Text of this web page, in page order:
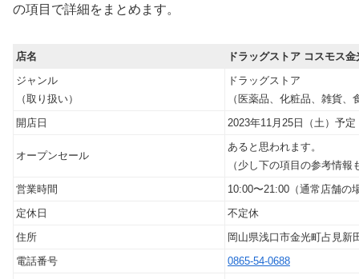
の項目で詳細をまとめます。
店名
ドラッグストア コスモス金
ジャンル
（取り扱い）
ドラッグストア
（医薬品、化粧品、雑貨
開店日
2023年11月25日（土）予定
オープンセール
あると思われます。
（少し下の項目の参考情報
営業時間
10:00〜21:00（通常店舗の
定休日
不定休
住所
岡山県浅口市金光町占見新
電話番号
0865-54-0688